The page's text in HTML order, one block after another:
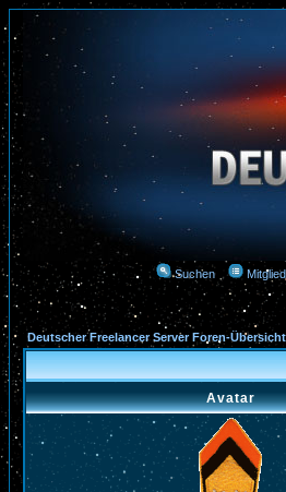
Suchen
Deutscher Freelancer Server Foren-Übersicht
Avatar